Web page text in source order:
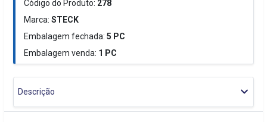
Código do Produto: 278
Marca:STECK
Embalagem fechada: 5 PC
Embalagem venda: 1 PC
Descrição